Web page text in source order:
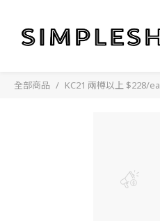
全部商品 KC21 兩樽以上 $228/ea